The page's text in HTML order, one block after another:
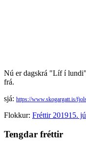
Nú er dagskrá "Líf í
frá.
sjá: https://www.skogargatt.is/
Flokkur: Fréttir 201915.
Tengdar fréttir